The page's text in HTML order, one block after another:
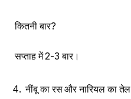
कितनी बार?
सप्ताह में 2-3 बार।
नींबू का रस और नारियल का तेल